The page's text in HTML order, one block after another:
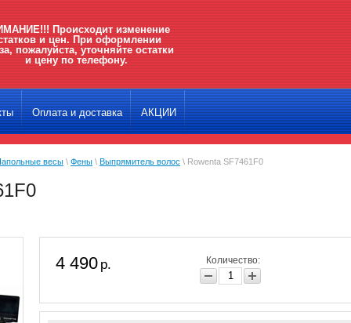
Происходит изменение
и цен. При оформлении
пожалуйста, уточняйте остатки
и цену по телефону.
Оплата и доставка АКЦИИ
весы \ Фены \ Выпрямитель волос \ Rowenta SF7461F0
4 490 р. Количество: